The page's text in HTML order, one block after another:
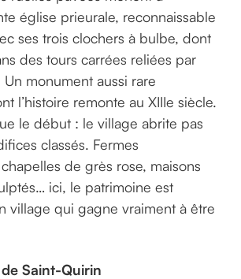
église prieurale, reconnaissable
ses trois clochers à bulbe, dont
des tours carrées reliées par
monument aussi rare
l’histoire remonte au XIIIe siècle.
le début : le village abrite pas
classés. Fermes
de grès rose, maisons
ici, le patrimoine est
village qui gagne vraiment à être
Saint-Quirin